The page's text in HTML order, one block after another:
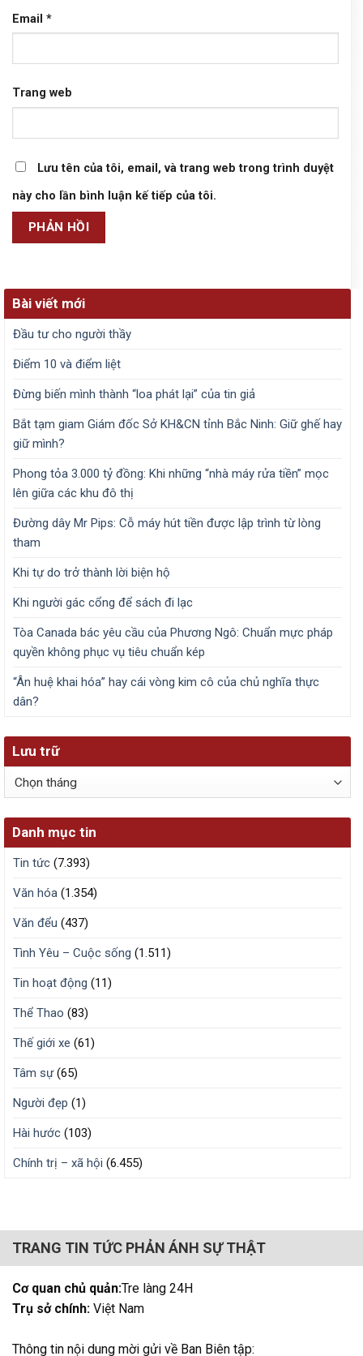
Email *
Trang web
Lưu tên của tôi, email, và trang web trong trình duyệt
này cho lần bình luận kế tiếp của tôi.
Bài viết mới
Đầu tư cho người thầy
Điểm 10 và điểm liệt
Đừng biến mình thành “loa phát lại” của tin giả
Bắt tạm giam Giám đốc Sở KH&CN tỉnh Bắc Ninh: Giữ ghế hay
giữ mình?
Phong tỏa 3.000 tỷ đồng: Khi những “nhà máy rửa tiền” mọc
lên giữa các khu đô thị
Đường dây Mr Pips: Cỗ máy hút tiền được lập trình từ lòng
tham
Khi tự do trở thành lời biện hộ
Khi người gác cổng để sách đi lạc
Tòa Canada bác yêu cầu của Phương Ngô: Chuẩn mực pháp
quyền không phục vụ tiêu chuẩn kép
“Ân huệ khai hóa” hay cái vòng kim cô của chủ nghĩa thực
dân?
Lưu trữ
Lưu
Danh mục tin
Tin tức (7.393)
Văn hóa (1.354)
Văn đểu (437)
Tình Yêu – Cuộc sống (1.511)
Tin hoạt động (11)
Thể Thao (83)
Thế giới xe (61)
Tâm sự(65)
Người đẹp (1)
Hài hước (103)
Chính trị – xã hội (6.455)
TRANG TIN TỨC PHẢN ÁNH SỰ THẬT
Cơ quan chủ quản:Tre làng 24H
Trụ sở chính: Việt Nam
Thông tin nội dung mời gửi về Ban Biên tập: